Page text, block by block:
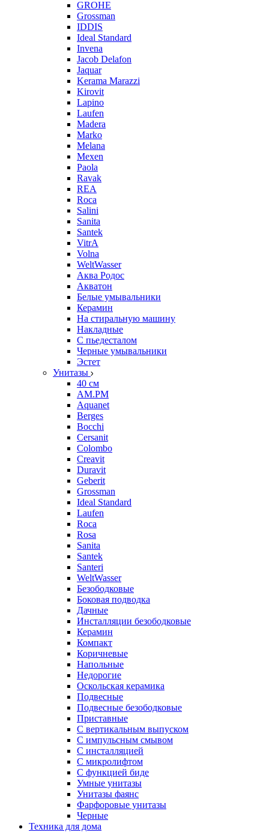
GROHE
Grossman
IDDIS
Ideal Standard
Invena
Jacob Delafon
Jaquar
Kerama Marazzi
Kirovit
Lapino
Laufen
Madera
Marko
Melana
Mexen
Paola
Ravak
REA
Roca
Salini
Sanita
Santek
VitrA
Volna
WeltWasser
Аква Родос
Акватон
Белые умывальники
Керамин
На стиральную машину
Накладные
С пьедесталом
Черные умывальники
Эстет
Унитазы
40 см
AM.PM
Aquanet
Berges
Bocchi
Cersanit
Colombo
Creavit
Duravit
Geberit
Grossman
Ideal Standard
Laufen
Roca
Rosa
Sanita
Santek
Santeri
WeltWasser
Безободковые
Боковая подводка
Дачные
Инсталляции безободковые
Керамин
Компакт
Коричневые
Напольные
Недорогие
Оскольская керамика
Подвесные
Подвесные безободковые
Приставные
С вертикальным выпуском
С импульсным смывом
С инсталляцией
С микролифтом
С функцией биде
Умные унитазы
Унитазы фаянс
Фарфоровые унитазы
Черные
Техника для дома